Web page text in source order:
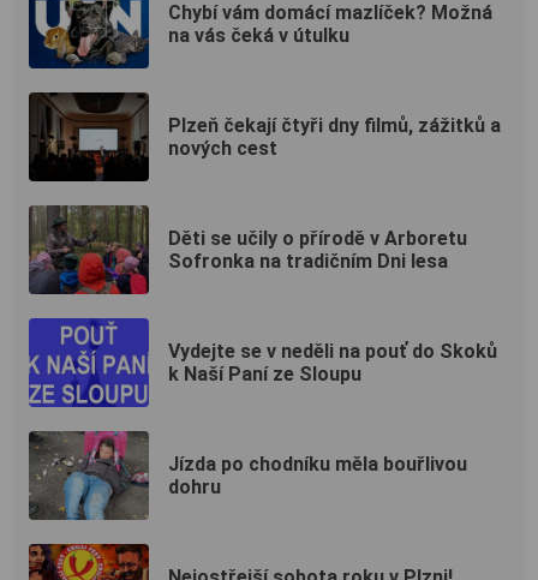
Chybí vám domácí mazlíček? Možná
na vás čeká v útulku
Plzeň čekají čtyři dny filmů, zážitků a
nových cest
Děti se učily o přírodě v Arboretu
Sofronka na tradičním Dni lesa
Vydejte se v neděli na pouť do Skoků
k Naší Paní ze Sloupu
Jízda po chodníku měla bouřlivou
dohru